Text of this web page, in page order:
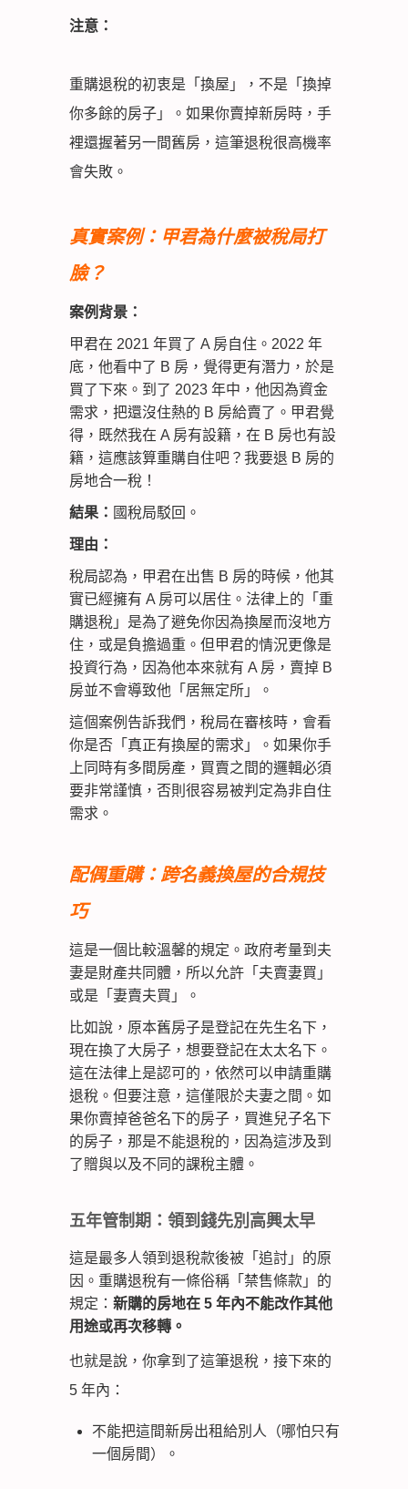
注意：
重購退稅的初衷是「換屋」，不是「換掉
你多餘的房子」。如果你賣掉新房時，手
裡還握著另一間舊房，這筆退稅很高機率
會失敗。
真實案例：甲君為什麼被稅局打
臉？
案例背景：
甲君在 2021 年買了 A 房自住。2022 年
底，他看中了 B 房，覺得更有潛力，於是
買了下來。到了 2023 年中，他因為資金
需求，把還沒住熱的 B 房給賣了。甲君覺
得，既然我在 A 房有設籍，在 B 房也有設
籍，這應該算重購自住吧？我要退 B 房的
房地合一稅！
結果： 國稅局駁回。
理由：
稅局認為，甲君在出售 B 房的時候，他其
實已經擁有 A 房可以居住。法律上的「重
購退稅」是為了避免你因為換屋而沒地方
住，或是負擔過重。但甲君的情況更像是
投資行為，因為他本來就有 A 房，賣掉 B
房並不會導致他「居無定所」。
這個案例告訴我們，稅局在審核時，會看
你是否「真正有換屋的需求」。如果你手
上同時有多間房產，買賣之間的邏輯必須
要非常謹慎，否則很容易被判定為非自住
需求。
配偶重購：跨名義換屋的合規技
巧
這是一個比較溫馨的規定。政府考量到夫
妻是財產共同體，所以允許「夫賣妻買」
或是「妻賣夫買」。
比如說，原本舊房子是登記在先生名下，
現在換了大房子，想要登記在太太名下。
這在法律上是認可的，依然可以申請重購
退稅。但要注意，這僅限於夫妻之間。如
果你賣掉爸爸名下的房子，買進兒子名下
的房子，那是不能退稅的，因為這涉及到
了贈與以及不同的課稅主體。
五年管制期：領到錢先別高興太早
這是最多人領到退稅款後被「追討」的原
因。重購退稅有一條俗稱「禁售條款」的
規定： 新購的房地在 5 年內不能改作其他
用途或再次移轉。
也就是說，你拿到了這筆退稅，接下來的
5 年內：
不能把這間新房出租給別人（哪怕只有
一個房間）。